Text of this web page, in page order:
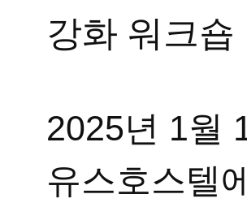
강화 워크숍
2025년 1월
유스호스텔